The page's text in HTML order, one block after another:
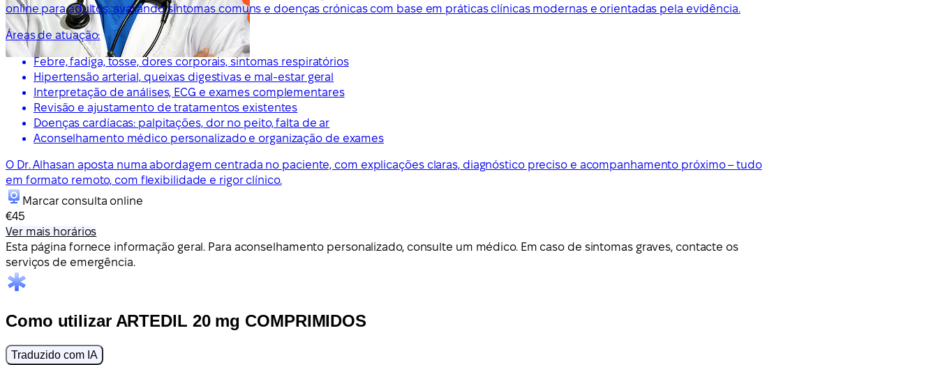
online para adultos, avaliando sintomas comuns e doenças crónicas com base em práticas clínicas modernas e orientadas pela evidência.
Áreas de atuação:
Febre, fadiga, tosse, dores corporais, sintomas respiratórios
Hipertensão arterial, queixas digestivas e mal-estar geral
Interpretação de análises, ECG e exames complementares
Revisão e ajustamento de tratamentos existentes
Doenças cardíacas: palpitações, dor no peito, falta de ar
Aconselhamento médico personalizado e organização de exames
O Dr. Alhasan aposta numa abordagem centrada no paciente, com explicações claras, diagnóstico preciso e acompanhamento próximo – tudo
em formato remoto, com flexibilidade e rigor clínico.
Marcar consulta online
€45
Ver mais horários
Esta página fornece informação geral. Para aconselhamento personalizado, consulte um médico. Em caso de sintomas graves, contacte os
serviços de emergência.
Como utilizar ARTEDIL 20 mg COMPRIMIDOS
Traduzido com IA